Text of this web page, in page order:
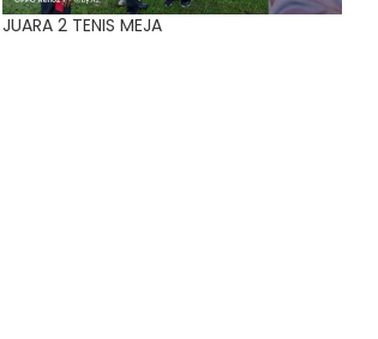
JUARA 2 TENIS MEJA